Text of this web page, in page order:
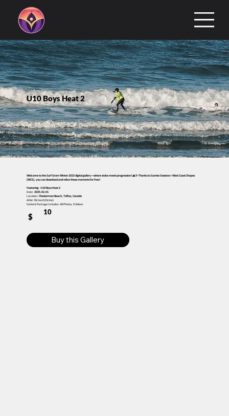
U10 Boys Heat 2
Welcome to the Surf Grom Winter 2025 digital gallery—where stoke meets progression! 🌊✨ Thanks to Sunrise Sessions + West Coast Shapes
(WCS), you can download and relive these moments for free!
Featuring: U10 Boys Heat 2
Date: 2025.02.01
Location: Chesterman Beach, Tofino, Canada
Artist: Richard (Dickie)
Content Package Includes: 48 Photos, 9 Videos
$
10
Buy this Gallery